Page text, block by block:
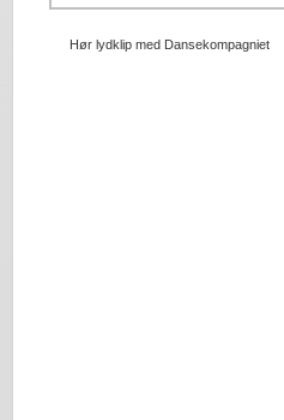
Hør lydklip med Dansekompagniet